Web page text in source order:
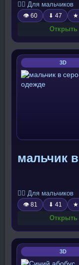
🧍‍♂️ Для мальчиков
👁 60 ⬇ 47
Открыть
3D
мальчик
🧍‍♂️ Для мальчиков
👁 81 ⬇ 41
Открыть
3D